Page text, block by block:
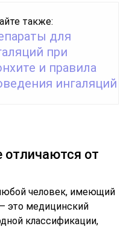
также:
для
при
и правила
ингаляций
от
человек, имеющий
это медицинский
классификации,